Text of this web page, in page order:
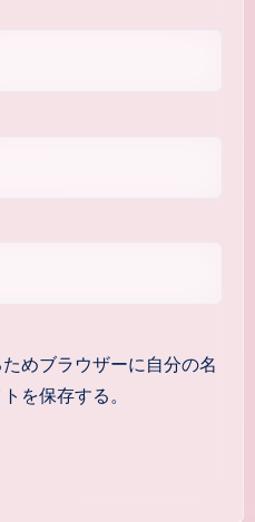
めブラウザーに自分の名
を保存する。